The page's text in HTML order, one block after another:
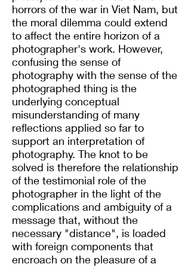
horrors of the war in Viet Nam, but
the moral dilemma could extend
to affect the entire horizon of a
photographer's work. However,
confusing the sense of
photography with the sense of the
photographed thing is the
underlying conceptual
misunderstanding of many
reflections applied so far to
support an interpretation of
photography. The knot to be
solved is therefore the relationship
of the testimonial role of the
photographer in the light of the
complications and ambiguity of a
message that, without the
necessary "distance", is loaded
with foreign components that
encroach on the pleasure of a